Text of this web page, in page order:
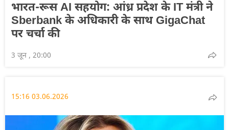
भारत-रूस AI सहयोग: आंध्र प्रदेश के IT मंत्री ने
Sberbank के अधिकारी के साथ GigaChat
पर चर्चा की
3 जून , 20:00
15:16 03.06.2026